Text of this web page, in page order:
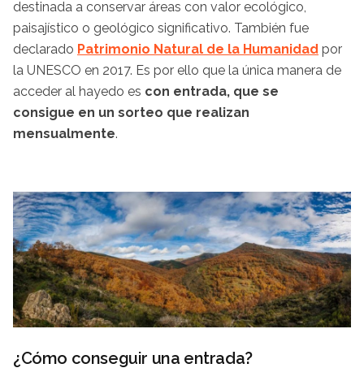
destinada a conservar áreas con valor ecológico,
paisajístico o geológico significativo. También fue
declarado Patrimonio Natural de la Humanidad por
la UNESCO en 2017. Es por ello que la única manera de
acceder al hayedo es con entrada, que se
consigue en un sorteo que realizan
mensualmente.
¿Cómo conseguir una entrada?